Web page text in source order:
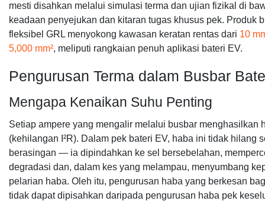
mesti disahkan melalui simulasi terma dan ujian fizikal di
keadaan penyejukan dan kitaran tugas khusus pek. Produk
fleksibel GRL menyokong kawasan keratan rentas dari 10
5,000 mm², meliputi rangkaian penuh aplikasi bateri EV.
Pengurusan Terma dalam Busbar
Mengapa Kenaikan Suhu Penting
Setiap ampere yang mengalir melalui busbar menghasilkan
(kehilangan I²R). Dalam pek bateri EV, haba ini tidak hilang
berasingan — ia dipindahkan ke sel bersebelahan,
degradasi dan, dalam kes yang melampau, menyumbang
pelarian haba. Oleh itu, pengurusan haba yang berkesan
tidak dapat dipisahkan daripada pengurusan haba pek